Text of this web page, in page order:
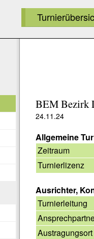
BEM Bezirk
24.11.24
Allgemeine
Zeitraum
Turnierlizenz
Ausrichter,
Turnierleitung
Austragungsort